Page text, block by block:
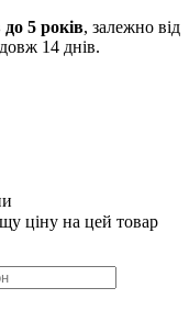
до 5 років, залежно від
14 днів.
ціну на цей товар